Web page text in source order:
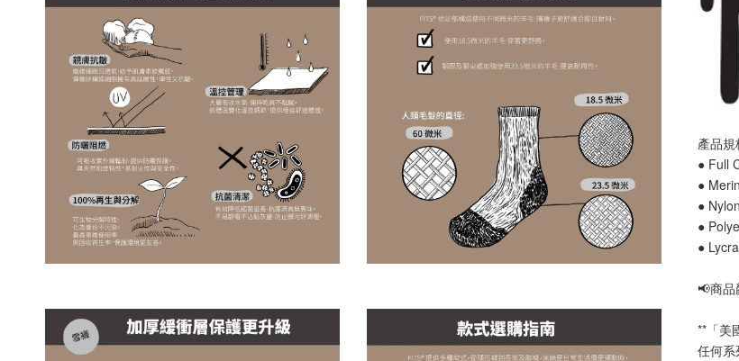
產品規
● Full
●
●
●
●
📢商品
**「美
任何系